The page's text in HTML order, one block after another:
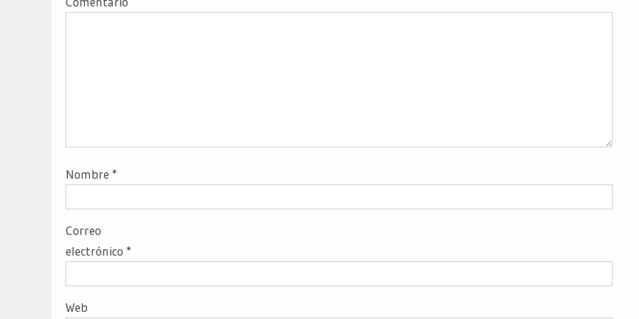
Nombre *
Correo
electrónico *
Web